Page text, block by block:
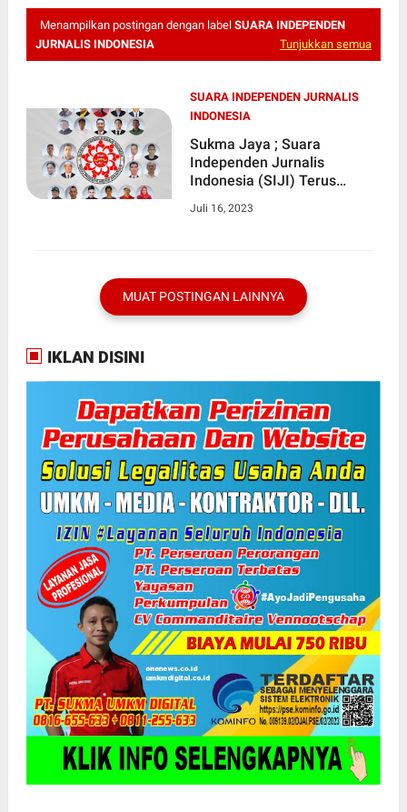
Menampilkan postingan dengan label SUARA INDEPENDEN
JURNALIS INDONESIA
Tunjukkan semua
SUARA INDEPENDEN JURNALIS
INDONESIA
Sukma Jaya ; Suara
Independen Jurnalis
Indonesia (SIJI) Terus
Jaya
Juli 16, 2023
MUAT POSTINGAN LAINNYA
IKLAN DISINI